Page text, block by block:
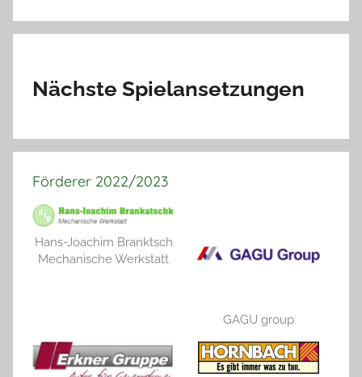
Nächste Spielansetzungen
Förderer 2022/2023
Hans-Joachim Branktsch
Mechanische Werkstatt
GAGU group